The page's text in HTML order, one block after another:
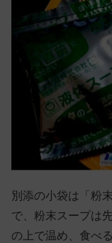
別添の小袋は「粉
で、粉末スープは
の上で温め、食べ